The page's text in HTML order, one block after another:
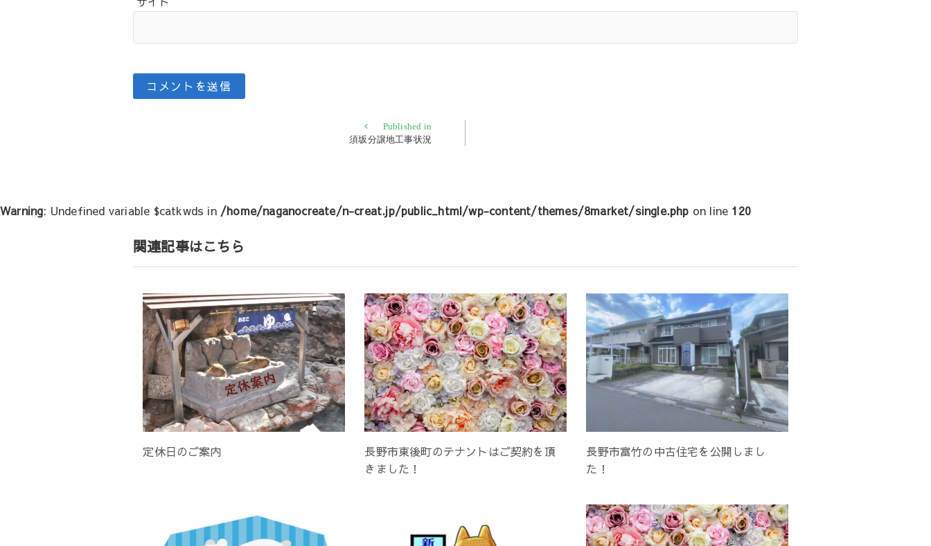
ー
ョ
ン
Published in
須坂分譲地工事状況
Warning: Undefined variable $catkwds in /home/naganocreate/n-creat.jp/public_html/wp-content/themes/8market/single.php on line 120
関連記事はこちら
定休日のご案内
長野市東後町のテナントはご契約を頂
きました！
長野市富竹の中古住宅を公開しまし
た！